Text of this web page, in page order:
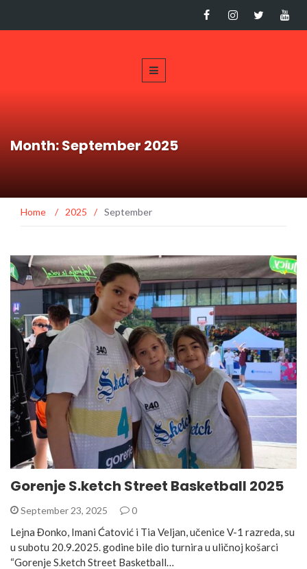
Month: September 2025
Home / 2025 / September
Gorenje S.ketch Street Basketball 2025
September 23, 2025 0
Lejna Đonko, Imani Ćatović i Tia Veljan, učenice V-1 razreda, su
u subotu 20.9.2025. godine bile dio turnira u uličnoj košarci
“Gorenje S.ketch Street Basketball…